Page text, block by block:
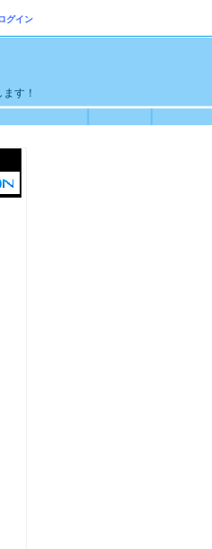
ログイン
す！